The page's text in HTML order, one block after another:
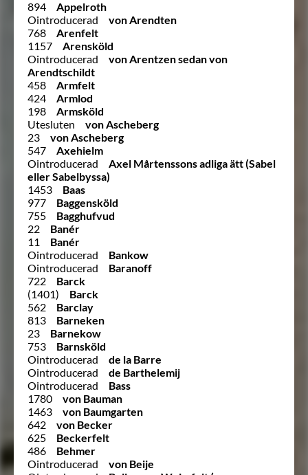
894
Appelroth
Ointroducerad
von Arendten
768
Arenfelt
1157
Arensköld
Ointroducerad
von Arentzen sedan von
Arendtschildt
458
Armfelt
424
Armlod
198
Armsköld
Utesluten
von Ascheberg
23
von Ascheberg
547
Axehielm
Ointroducerad
Axel Mårtenssons adliga ätt (Sabel
eller Sabelbyssa)
1453
Baas
977
Baggensköld
755
Bagghufvud
22
Banér
11
Banér
Ointroducerad
Bankow
Ointroducerad
Baranoff
722
Barck
(1401)
Barck
562
Barclay
813
Barneken
23
Barnekow
753
Barnsköld
Ointroducerad
de la Barre
Ointroducerad
de Barthelemij
Ointroducerad
Bass
1780
von Bauman
1463
von Baumgarten
642
von Becker
625
Beckerfelt
486
Behmer
Ointroducerad
von Beije